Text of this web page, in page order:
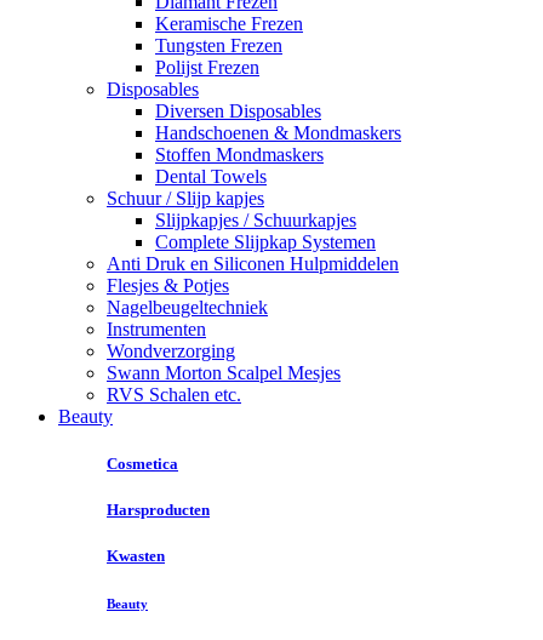
Keramische Frezen
Tungsten Frezen
Polijst Frezen
Disposables
Diversen Disposables
Handschoenen & Mondmaskers
Stoffen Mondmaskers
Dental Towels
Schuur / Slijp kapjes
Slijpkapjes / Schuurkapjes
Complete Slijpkap Systemen
Anti Druk en Siliconen Hulpmiddelen
Flesjes & Potjes
Nagelbeugeltechniek
Instrumenten
Wondverzorging
Swann Morton Scalpel Mesjes
RVS Schalen etc.
Beauty
Cosmetica
Harsproducten
Kwasten
Beauty